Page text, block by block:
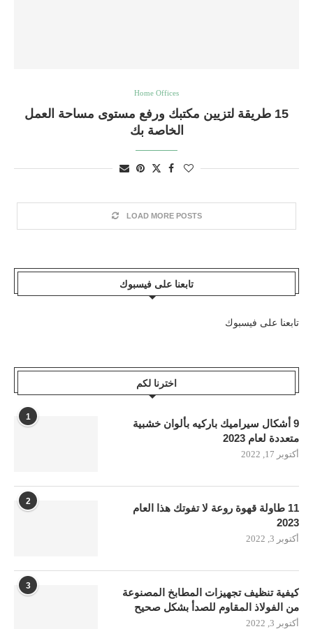
Home Offices
15 طريقة لتزيين مكتبك ورفع مستوى مساحة العمل
الخاصة بك
LOAD MORE POSTS
تابعنا على فيسبوك
تابعنا على فيسبوك
اخترنا لكم
1
9 أشكال سيراميك باركيه بألوان خشبية
متعددة لعام 2023
أكتوبر 17, 2022
2
11 طاولة قهوة روعة لا تفوتك هذا العام
2023
أكتوبر 3, 2022
3
كيفية تنظيف تجهيزات المطابخ المصنوعة
من الفولاذ المقاوم للصدأ بشكل صحيح
أكتوبر 3, 2022